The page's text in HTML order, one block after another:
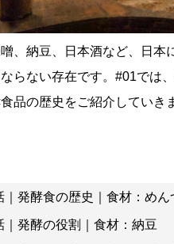
、納豆、日本酒など、日本
らない存在です。#01では
品の歴史をご紹介していき
｜発酵食の歴史｜食材：めん
｜発酵の役割｜食材：納豆